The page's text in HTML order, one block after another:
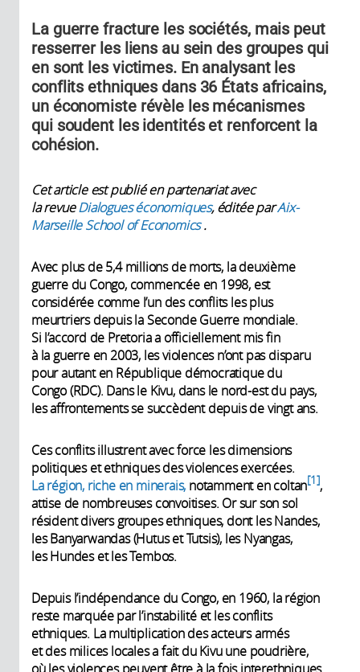
La guerre fracture les sociétés, mais peut
resserrer les liens au sein des groupes qui
en sont les victimes. En analysant les
conflits ethniques dans 36 États africains,
un économiste révèle les mécanismes
qui soudent les identités et renforcent la
cohésion.
Cet article est publié en partenariat avec
la revueDialogues économiques, éditée parAix-
Marseille School of Economics.
Avec plus de 5,4 millions de morts, la deuxième
guerre du Congo, commencée en 1998, est
considérée comme l’un des conflits les plus
meurtriers depuis la Seconde Guerre mondiale.
Si l’accord de Pretoria a officiellement mis fin
à la guerre en 2003, les violences n’ont pas disparu
pour autant en République démocratique du
Congo (RDC). Dans le Kivu, dans le nord-est du pays,
les affrontements se succèdent depuis de vingt ans.
Ces conflits illustrent avec force les dimensions
politiques et ethniques des violences exercées.
La région, riche en minerais, notamment en coltan 1 ,
attise de nombreuses convoitises. Or sur son sol
résident divers groupes ethniques, dont les Nandes,
les Banyarwandas (Hutus et Tutsis), les Nyangas,
les Hundes et les Tembos.
Depuis l’indépendance du Congo, en 1960, la région
reste marquée par l’instabilité et les conflits
ethniques. La multiplication des acteurs armés
et des milices locales a fait du Kivu une poudrière,